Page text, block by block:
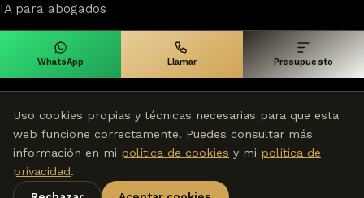
IA para abogados
Ver todos los cursos
2026Disegrafico — Estudio digital en Madrid desde 2009
Sobre mí·Aviso legal
WhatsApp Llamar Presupuesto
Uso cookies propias y técnicas necesarias para que esta
web funcione correctamente. Puedes consultar más
información en mi política de cookies y mi política de
privacidad.